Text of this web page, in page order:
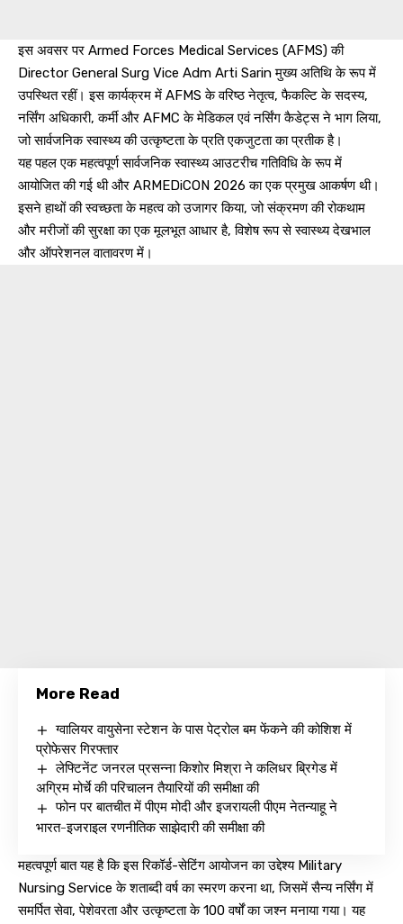
इस अवसर पर Armed Forces Medical Services (AFMS) की
Director General Surg Vice Adm Arti Sarin मुख्य अतिथि के रूप में
उपस्थित रहीं। इस कार्यक्रम में AFMS के वरिष्ठ नेतृत्व, फैकल्टि के सदस्य,
नर्सिंग अधिकारी, कर्मी और AFMC के मेडिकल एवं नर्सिंग कैडेट्स ने भाग लिया,
जो सार्वजनिक स्वास्थ्य की उत्कृष्टता के प्रति एकजुटता का प्रतीक है।
यह पहल एक महत्वपूर्ण सार्वजनिक स्वास्थ्य आउटरीच गतिविधि के रूप में
आयोजित की गई थी और ARMEDiCON 2026 का एक प्रमुख आकर्षण थी।
इसने हाथों की स्वच्छता के महत्व को उजागर किया, जो संक्रमण की रोकथाम
और मरीजों की सुरक्षा का एक मूलभूत आधार है, विशेष रूप से स्वास्थ्य देखभाल
और ऑपरेशनल वातावरण में।
More Read
ग्वालियर वायुसेना स्टेशन के पास पेट्रोल बम फेंकने की कोशिश में
प्रोफेसर गिरफ्तार
लेफ्टिनेंट जनरल प्रसन्ना किशोर मिश्रा ने कलिधर ब्रिगेड में
अग्रिम मोर्चे की परिचालन तैयारियों की समीक्षा की
फोन पर बातचीत में पीएम मोदी और इजरायली पीएम नेतन्याहू ने
भारत-इजराइल रणनीतिक साझेदारी की समीक्षा की
महत्वपूर्ण बात यह है कि इस रिकॉर्ड-सेटिंग आयोजन का उद्देश्य Military
Nursing Service के शताब्दी वर्ष का स्मरण करना था, जिसमें सैन्य नर्सिंग में
समर्पित सेवा, पेशेवरता और उत्कृष्टता के 100 वर्षों का जश्न मनाया गया। यह